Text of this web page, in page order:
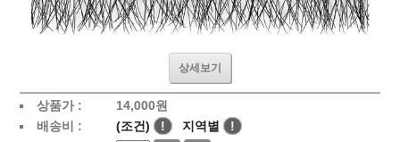
상세보기
상품가 : 14,000원
배송비 :
(조건) ! 지역별
!